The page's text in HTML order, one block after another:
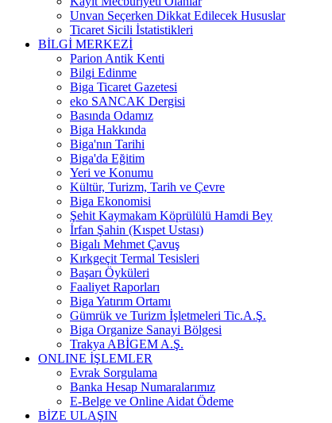
Unvan Seçerken Dikkat Edilecek Hususlar
Ticaret Sicili İstatistikleri
BİLGİ MERKEZİ
Parion Antik Kenti
Bilgi Edinme
Biga Ticaret Gazetesi
eko SANCAK Dergisi
Basında Odamız
Biga Hakkında
Biga'nın Tarihi
Biga'da Eğitim
Yeri ve Konumu
Kültür, Turizm, Tarih ve Çevre
Biga Ekonomisi
Şehit Kaymakam Köprülülü Hamdi Bey
İrfan Şahin (Kıspet Ustası)
Bigalı Mehmet Çavuş
Kırkgeçit Termal Tesisleri
Başarı Öyküleri
Faaliyet Raporları
Biga Yatırım Ortamı
Gümrük ve Turizm İşletmeleri Tic.A.Ş.
Biga Organize Sanayi Bölgesi
Trakya ABİGEM A.Ş.
ONLINE İŞLEMLER
Evrak Sorgulama
Banka Hesap Numaralarımız
E-Belge ve Online Aidat Ödeme
BİZE ULAŞIN